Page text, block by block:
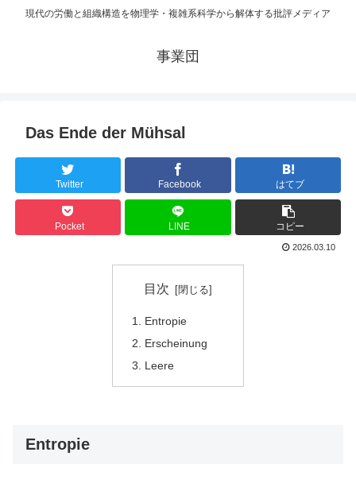
現代の労働と組織構造を物理学・複雑系科学から解体する批評メディア
事業団
Das Ende der Mühsal
Twitter Facebook はてブ
Pocket LINE コピー
2026.03.10
目次
Entropie
Erscheinung
Leere
Entropie